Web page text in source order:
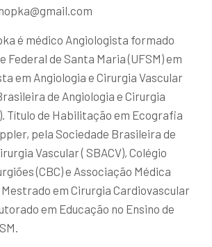
é médico Angiologista formado
Federal de Santa Maria (UFSM) em
em Angiologia e Cirurgia Vascular
de Angiologia e Cirurgia
Título de Habilitação em Ecografia
pela Sociedade Brasileira de
Vascular ( SBACV), Colégio
(CBC) e Associação Médica
em Cirurgia Cardiovascular
em Educação no Ensino de